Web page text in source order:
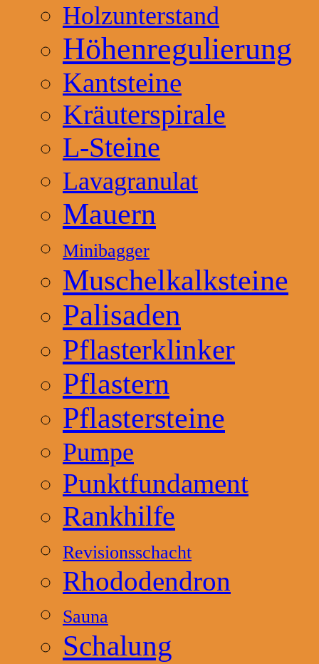
Holzunterstand
Höhenregulierung
Kantsteine
Kräuterspirale
L-Steine
Lavagranulat
Mauern
Minibagger
Muschelkalksteine
Palisaden
Pflasterklinker
Pflastern
Pflastersteine
Pumpe
Punktfundament
Rankhilfe
Revisionsschacht
Rhododendron
Sauna
Schalung